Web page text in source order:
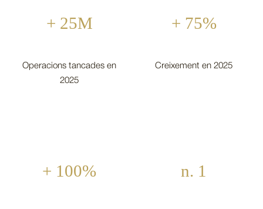
+ 25M
Operacions tancades en
2025
+ 75%
Creixement en 2025
+ 100% n. 1